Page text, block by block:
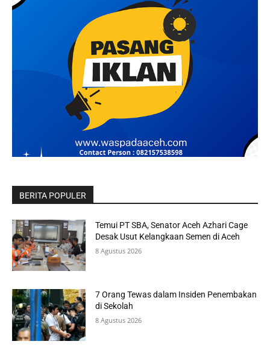
BERITA POPULER
Temui PT SBA, Senator Aceh Azhari Cage
Desak Usut Kelangkaan Semen di Aceh
8 Agustus 2026
7 Orang Tewas dalam Insiden Penembakan
di Sekolah
8 Agustus 2026